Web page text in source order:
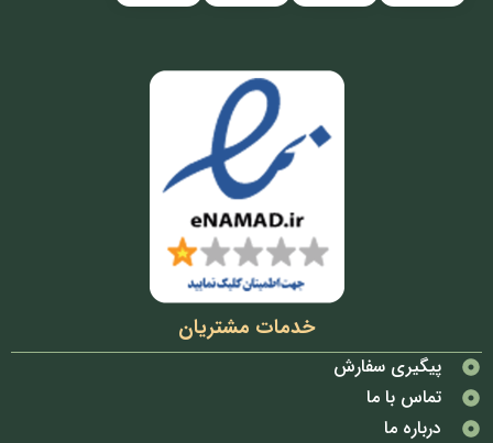
خدمات مشتریان
پیگیری سفارش
تماس با ما
درباره ما